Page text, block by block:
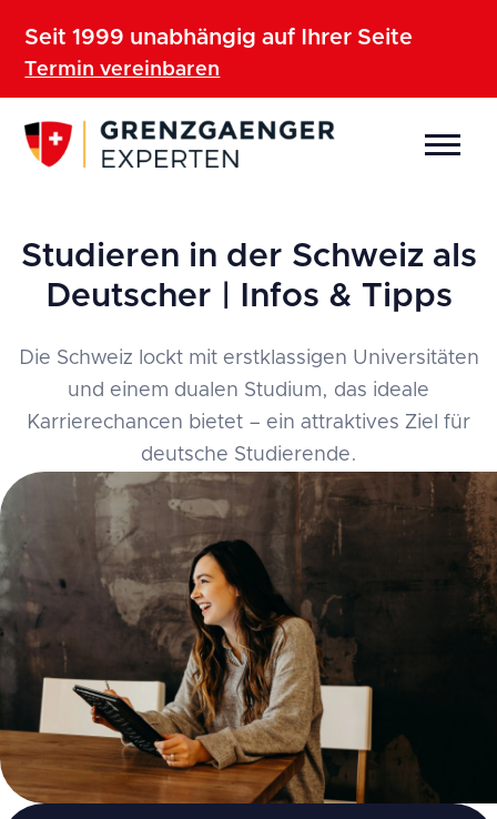
Seit 1999 unabhängig auf Ihrer Seite
Termin vereinbaren
Studieren in der Schweiz als
Deutscher | Infos & Tipps
Die Schweiz lockt mit erstklassigen Universitäten
und einem dualen Studium, das ideale
Karrierechancen bietet – ein attraktives Ziel für
deutsche Studierende.